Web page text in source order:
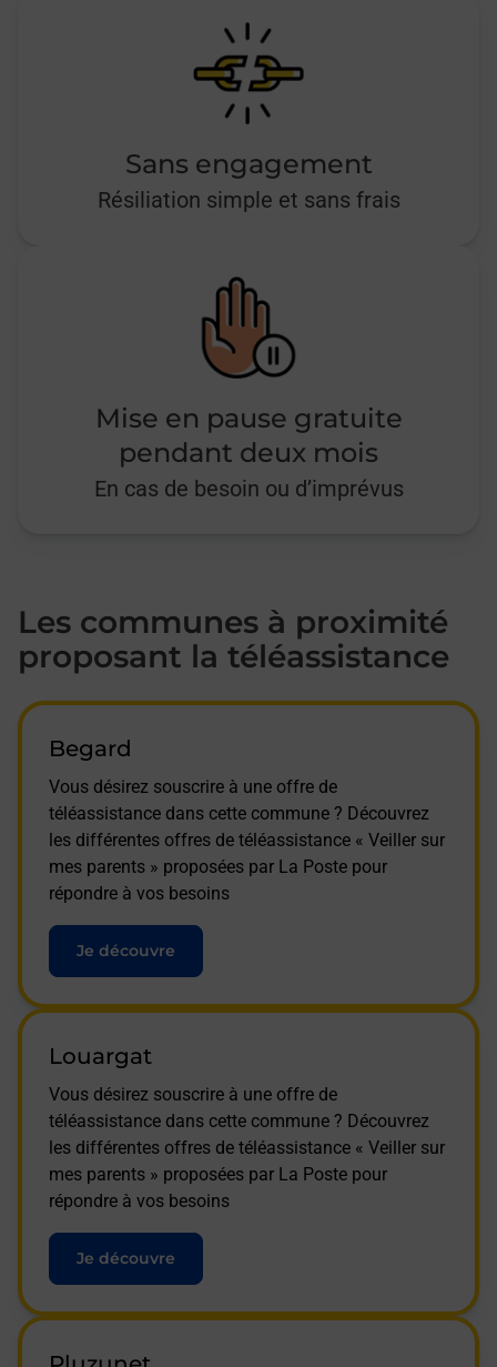
Sans engagement
Résiliation simple et sans frais
Mise en pause gratuite
pendant deux mois
En cas de besoin ou d’imprévus
Les communes à proximité
proposant la téléassistance
Begard
Vous désirez souscrire à une offre de
téléassistance dans cette commune ? Découvrez
les différentes offres de téléassistance « Veiller sur
mes parents » proposées par La Poste pour
répondre à vos besoins
Je découvre
Louargat
Vous désirez souscrire à une offre de
téléassistance dans cette commune ? Découvrez
les différentes offres de téléassistance « Veiller sur
mes parents » proposées par La Poste pour
répondre à vos besoins
Je découvre